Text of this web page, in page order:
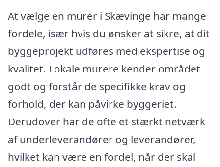
At vælge en murer i Skævinge har mange
fordele, især hvis du ønsker at sikre, at dit
byggeprojekt udføres med ekspertise og
kvalitet. Lokale murere kender området
godt og forstår de specifikke krav og
forhold, der kan påvirke byggeriet.
Derudover har de ofte et stærkt netværk
af underleverandører og leverandører,
hvilket kan være en fordel, når der skal